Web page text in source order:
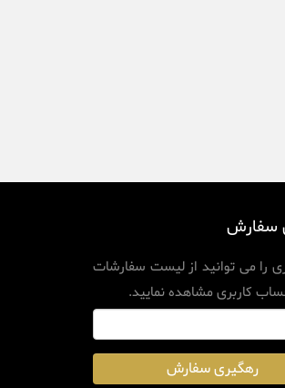
سفارش
را می توانید ازلیست سفارشات
کاربری مشاهده نمایید.